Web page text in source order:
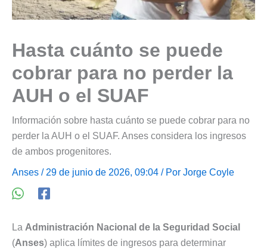
Hasta cuánto se puede
cobrar para no perder la
AUH o el SUAF
Información sobre hasta cuánto se puede cobrar para no
perder la AUH o el SUAF. Anses considera los ingresos
de ambos progenitores.
Anses / 29 de junio de 2026, 09:04 / Por Jorge Coyle
La Administración Nacional de la Seguridad Social
(Anses) aplica límites de ingresos para determinar